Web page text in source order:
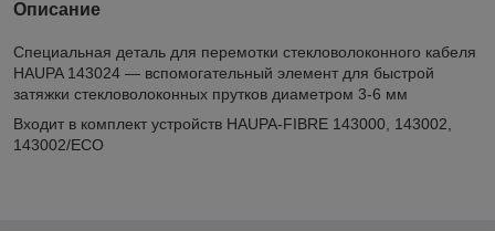
Описание
Специальная деталь для перемотки стекловолоконного кабеля
HAUPA 143024 — вспомогательный элемент для быстрой
затяжки стекловолоконных прутков диаметром 3-6 мм
Входит в комплект устройств HAUPA-FIBRE 143000, 143002,
143002/ECO